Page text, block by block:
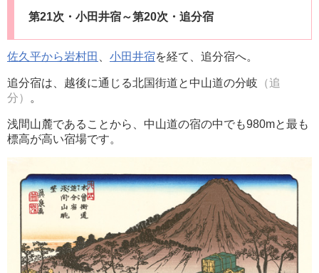
第21次・小田井宿～第20次・追分宿
佐久平から岩村田 小田井宿を経て、追分宿へ。
追分宿は、越後に通じる北国街道と中山道の分岐 （追
分）
。
浅間山麓であることから、中山道の宿の中でも980mと最も
標高が高い宿場です。